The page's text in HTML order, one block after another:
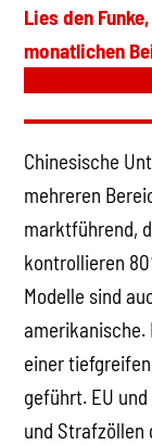
Lies den
monatlichen
Chinesische
mehreren
marktführend,
kontrollieren
Modelle sind
amerikanische.
einer
geführt. EU
und Strafzöllen